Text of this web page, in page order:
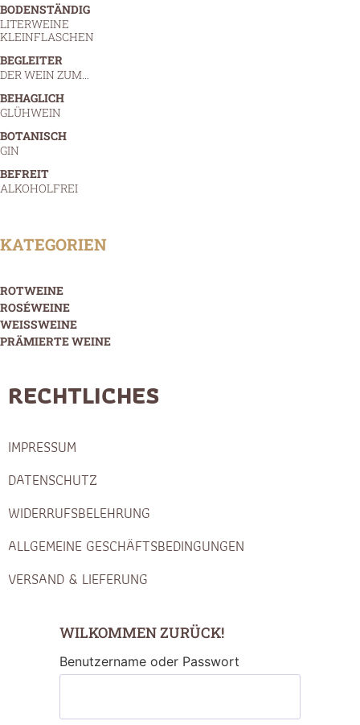
BODENSTÄNDIG
LITERWEINE
KLEINFLASCHEN
BEGLEITER
DER WEIN ZUM…
BEHAGLICH
GLÜHWEIN
BOTANISCH
GIN
BEFREIT
ALKOHOLFREI
KATEGORIEN
ROTWEINE
ROSÉWEINE
WEISSWEINE
PRÄMIERTE WEINE
RECHTLICHES
IMPRESSUM
DATENSCHUTZ
WIDERRUFSBELEHRUNG
ALLGEMEINE GESCHÄFTSBEDINGUNGEN
VERSAND & LIEFERUNG
WILKOMMEN ZURÜCK!
Benutzername oder Passwort